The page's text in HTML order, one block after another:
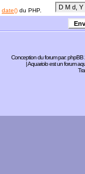
date() du PHP.
Conception du forum par:phpBB
| Aquariolo est un forum